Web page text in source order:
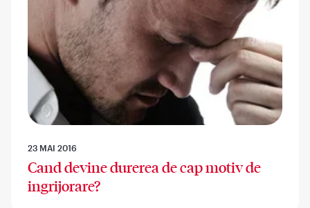
23 MAI 2016
Cand devine durerea de cap motiv de
ingrijorare?